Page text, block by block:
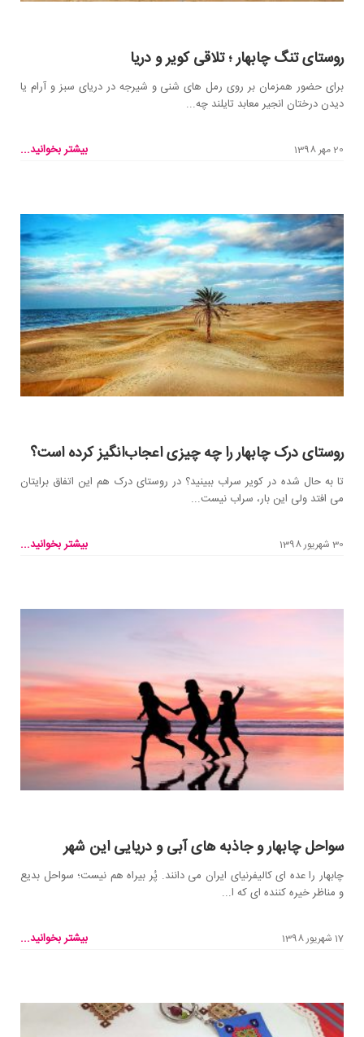
روستای تنگ چابهار ؛ تلاقی کویر و دریا
برای حضور همزمان بر روی رمل های شنی و شیرجه در دریای سبز و آرام یا
دیدن درختان انجیر معابد تایلند چه...
20 مهر 1398 بیشتر بخوانید...
روستای درک چابهار را چه چیزی اعجاب‌انگیز کرده است؟
تا به حال شده در کویر سراب ببینید؟ در روستای درک هم این اتفاق برایتان
می افتد ولی این بار، سراب نیست...
30 شهریور 1398 بیشتر بخوانید...
سواحل چابهار و جاذبه های آبی و دریایی این شهر
چابهار را عده ای کالیفرنیای ایران می دانند. پُر بیراه هم نیست؛ سواحل بدیع
و مناظر خیره کننده ای که ا...
17 شهریور 1398 بیشتر بخوانید...